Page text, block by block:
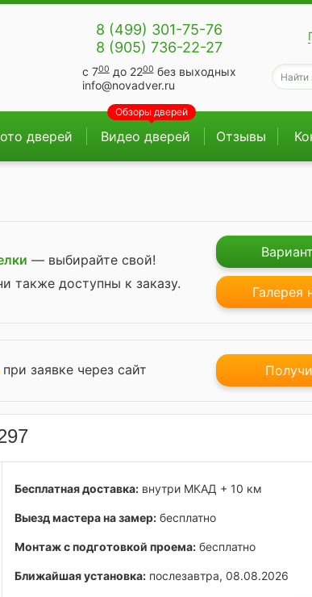
8 (499) 301-75-76
8 (905) 736-22-27
с 700до 2200без выходных
info@novadver.ru
дверей Видео дверей
Обзоры дверей
Отзывы
— выбирайте свой!
также доступны к заказу.
Галерея
при заявке через сайт
Бесплатная доставка: внутри МКАД + 10 км
Выезд мастера на замер: бесплатно
Монтаж с подготовкой проема: бесплатно
Ближайшая установка: послезавтра, 08.08.2026